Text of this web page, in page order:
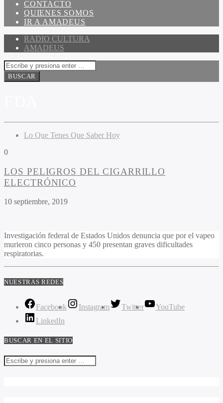
CONTACTO
QUIENES SOMOS
IR A AMADEUS
RADIO CULTURA
AMADEUS
Lo Que Tenes Que Saber Hoy
0
LOS PELIGROS DEL CIGARRILLO
ELECTRÓNICO
10 septiembre, 2019
Investigación federal de Estados Unidos denuncia que por el vapeo
murieron cinco personas y 450 presentan graves dificultades
respiratorias.
NUESTRAS REDES
Facebook Instagram Twitter
YouTube
LinkedIn
BUSCAR EN EL SITIO